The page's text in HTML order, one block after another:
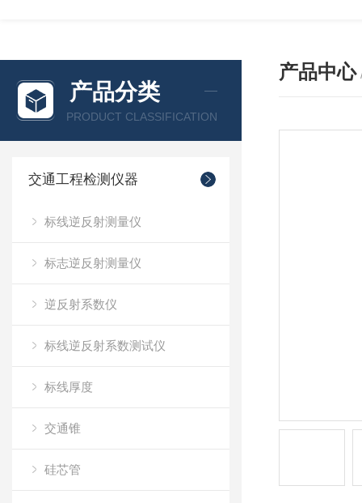
产品分类
PRODUCT CLASSIFICATION
交通工程检测仪器
标线逆反射测量仪
标志逆反射测量仪
逆反射系数仪
标线逆反射系数测试仪
标线厚度
交通锥
硅芯管
产品中心